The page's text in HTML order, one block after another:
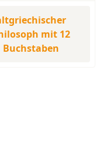
mit 12
Buchstaben